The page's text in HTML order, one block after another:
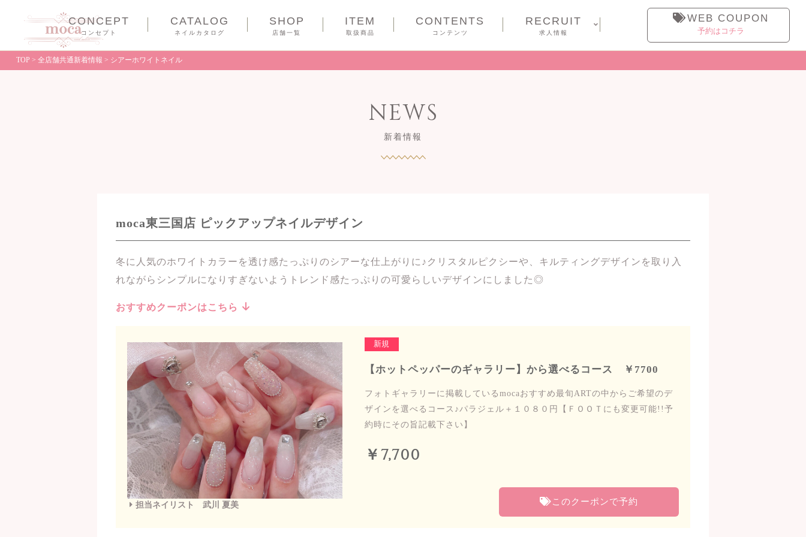
COUPON
CONCEPT
コンセプト
CATALOG
ネイルカタログ
SHOP
店舗一覧
ITEM
取扱商品
CONTENTS
コンテンツ
RECRUIT
求人情報
WEB COUPON
予約はコチラ
TOP > 全店舗共通新着情報 > シアーホワイトネイル
NEWS
新着情報
moca東三国店 ピックアップネイルデザイン
冬に人気のホワイトカラーを透け感たっぷりのシアーな仕上がりに♪クリスタルピクシーや、キルティングデザインを取り入
れながらシンプルになりすぎないようトレンド感たっぷりの可愛らしいデザインにしました◎
おすすめクーポンはこちら
担当ネイリスト 武川 夏美
新規
【ホットペッパーのギャラリー】から選べるコース ￥7700
フォトギャラリーに掲載しているmocaおすすめ最旬ARTの中からご希望のデ
ザインを選べるコース♪パラジェル＋１０８０円【ＦＯＯＴにも変更可能!!予
約時にその旨記載下さい】
￥7,700
このクーポンで予約